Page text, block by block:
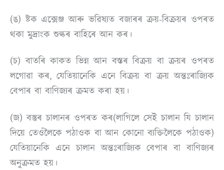
(ঙ) ষ্টক এক্সেঞ্জ আৰু ভৱিষ্যত বজাৰৰ ক্ৰয়-বিক্ৰয়ৰ ওপৰত
থকা মুদ্ৰাংক শুল্কৰ বাহিৰে আন কৰ।
(চ) বাতৰি কাকত ভিন্ন আন বস্তৰ বিক্ৰয় বা ক্ৰয়ৰ ওপৰত
লগোৱা কৰ, যেতিয়ানেকি এনে বিক্ৰয় বা ক্ৰয় অন্তঃৰাজ্যিক
বেপাৰ বা বাণিজ্যৰ ক্ৰমত কৰা হয়।
(জ) বস্তুৰ চালানৰ ওপৰত কৰ(লাগিলে সেই চালান যি চালান
দিয়ে তেওঁলৈকে পঠাওক বা আন কোনো ব্যক্তিলৈকে পঠাওক)
যেতিয়ানেকি এনে চালান অন্তঃৰাজ্যিক বেপাৰ বা বাণিজ্যৰ
অনুক্ৰমত হয়।